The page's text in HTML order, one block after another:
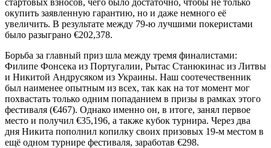
окупить заявленную гарантию, но и даже немного её
увеличить. В результате между 79-ю лучшими покеристами
было разыграно €202,378.
Борьба за главный приз шла между тремя финалистами:
Филипе Фонсека из Португалии, Рытас Станюкинас из Литвы
и Никитой Андрусяком из Украины. Наш соотечественник
был наименее опытным из всех, так как на тот момент мог
похвастать только одним попаданием в призы в рамках этого
фестиваля (€467). Однако именно он, в итоге, занял первое
место и получил €35,196, а также кубок турнира. Через два
дня Никита пополнил копилку своих призовых 19-м местом в
ещё одном турнире фестиваля, заработав €298.